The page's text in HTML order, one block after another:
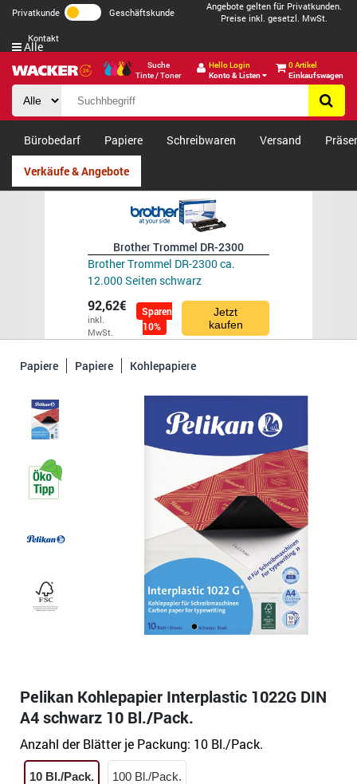
Privatkunde Geschäftskunde
Angebote gelten für Privatkunden.
Preise inkl. gesetzl. MwSt.
Kontakt
Suche
Tinte / Toner
Hello Login
Konto & Listen
0 Artikel
Einkaufswagen
Alle
Bürobedarf Papiere Schreibwaren Versand
Verkäufe & Angebote
Brother Trommel DR-2300
Brother Trommel DR-2300 ca.
12.000 Seiten schwarz
92,62€
inkl.
MwSt.
Sparen
10%
Jetzt
kaufen
Papiere Papiere Kohlepapiere
Pelikan Kohlepapier Interplastic 1022G DIN
A4 schwarz 10 Bl./Pack.
Anzahl der Blätter je Packung: 10 Bl./Pack.
10 Bl./Pack. 100 Bl./Pack.